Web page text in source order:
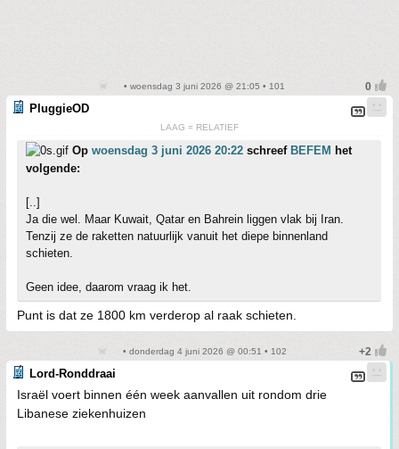
• woensdag 3 juni 2026 @ 21:05 • 101
PluggieOD
LAAG = RELATIEF
Op woensdag 3 juni 2026 20:22 schreef BEFEM het
volgende:
[..]
Ja die wel. Maar Kuwait, Qatar en Bahrein liggen vlak bij Iran.
Tenzij ze de raketten natuurlijk vanuit het diepe binnenland
schieten.
Geen idee, daarom vraag ik het.
Punt is dat ze 1800 km verderop al raak schieten.
• donderdag 4 juni 2026 @ 00:51 • 102
Lord-Ronddraai
Israël voert binnen één week aanvallen uit rondom drie
Libanese ziekenhuizen